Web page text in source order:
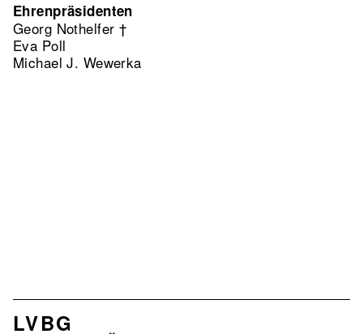
Ehrenpräsidenten
Georg Nothelfer †
Eva Poll
Michael J. Wewerka
NAVIGATION
LVBG